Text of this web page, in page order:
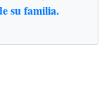
su familia.